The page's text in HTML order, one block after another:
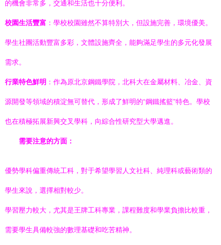
的機會非常多，交通和生活也十分便利。
校園生活豐富 ：學校校園雖然不算特別大，但設施完善，環境優美。
學生社團活動豐富多彩，文體設施齊全，能夠滿足學生的多元化發展
需求。
行業特色鮮明 ：作為原北京鋼鐵學院，北科大在金屬材料、冶金、資
源開發等領域的積淀無可替代，形成了鮮明的“鋼鐵搖籃”特色。學校
也在積極拓展新興交叉學科，向綜合性研究型大學邁進。
需要注意的方面：
優勢學科偏重傳統工科，對于希望學習人文社科、純理科或藝術類的
學生來說，選擇相對較少。
學習壓力較大，尤其是王牌工科專業，課程難度和學業負擔比較重，
需要學生具備較強的數理基礎和吃苦精神。